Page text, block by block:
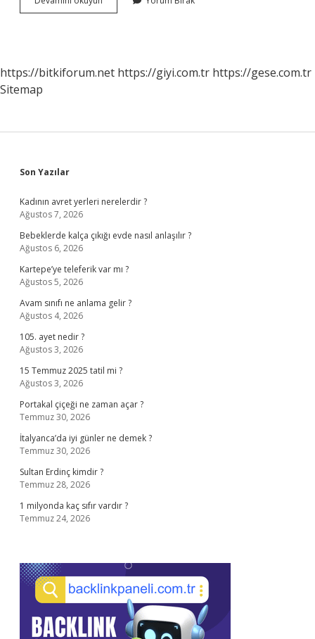
Bitiminde
https://bitkiforum.net https://giyi.com.tr https://gese.com.tr
Sitemap
Sidebar
Son Yazılar
Kadının avret yerleri nerelerdir ?
Ağustos 7, 2026
Bebeklerde kalça çıkığı evde nasıl anlaşılır ?
Ağustos 6, 2026
Kartepe’ye teleferik var mı ?
Ağustos 5, 2026
Avam sınıfı ne anlama gelir ?
Ağustos 4, 2026
105. ayet nedir ?
Ağustos 3, 2026
15 Temmuz 2025 tatil mi ?
Ağustos 3, 2026
Portakal çiçeği ne zaman açar ?
Temmuz 30, 2026
İtalyanca’da iyi günler ne demek ?
Temmuz 30, 2026
Sultan Erdinç kimdir ?
Temmuz 28, 2026
1 milyonda kaç sıfır vardır ?
Temmuz 24, 2026